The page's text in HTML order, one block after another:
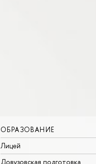
ОБРАЗОВАНИЕ
Лицей
Довузовская подготовка